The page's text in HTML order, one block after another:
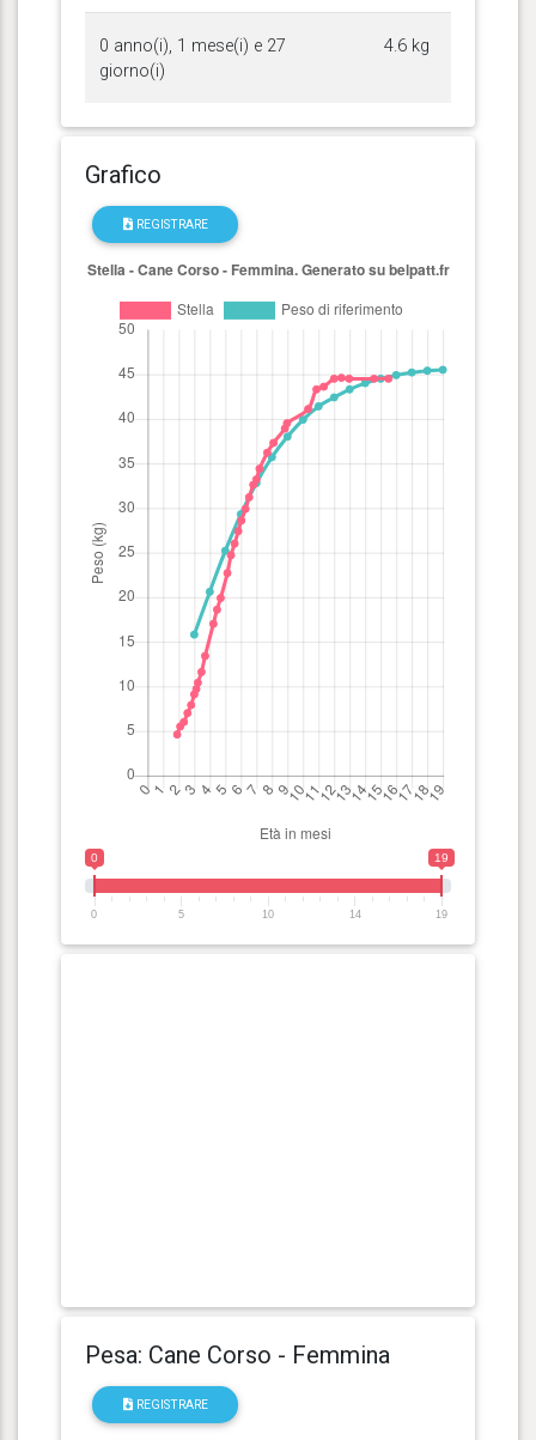
0 anno(i), 1 mese(i) e 27
giorno(i)
4.6 kg
Grafico
REGISTRARE
0 19
0 5 10 14 19
Pesa: Cane Corso - Femmina
REGISTRARE